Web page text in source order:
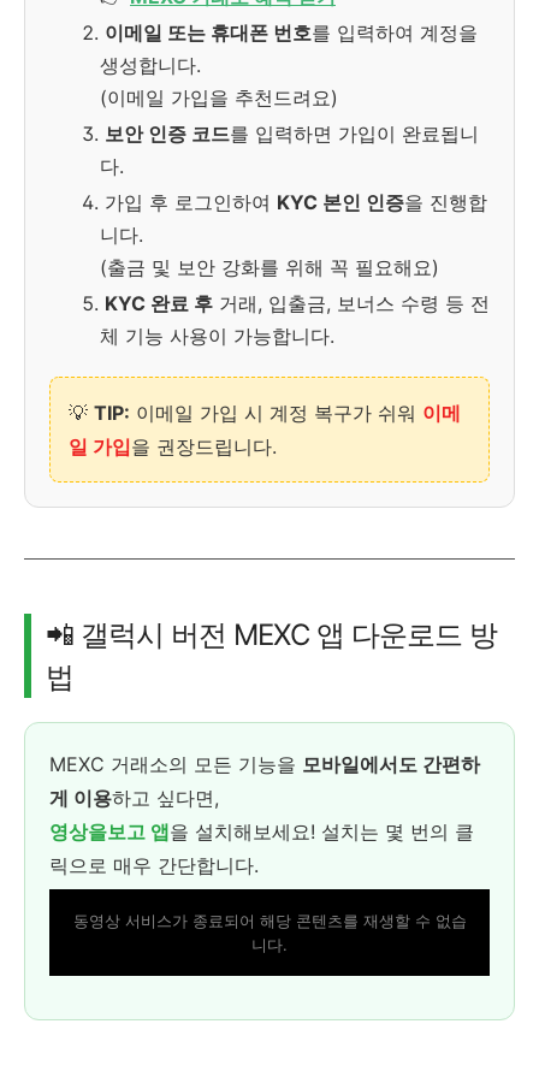
이메일 또는 휴대폰 번호를 입력하여 계정을
생성합니다.
(이메일 가입을 추천드려요)
보안 인증 코드를 입력하면 가입이 완료됩니
다.
가입 후 로그인하여 KYC 본인 인증을 진행합
니다.
(출금 및 보안 강화를 위해 꼭 필요해요)
KYC 완료 후 거래, 입출금, 보너스 수령 등 전
체 기능 사용이 가능합니다.
💡 TIP: 이메일 가입 시 계정 복구가 쉬워 이메
일 가입을 권장드립니다.
📲 갤럭시 버전 MEXC 앱 다운로드 방
법
MEXC 거래소의 모든 기능을 모바일에서도 간편하
게 이용하고 싶다면,
영상을보고 앱을 설치해보세요! 설치는 몇 번의 클
릭으로 매우 간단합니다.
동영상 서비스가 종료되어 해당 콘텐츠를 재생할 수 없습
니다.